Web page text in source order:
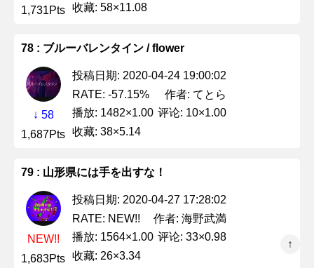
1,731Pts 收藏: 58×11.08
78 : ブルーバレンタイン / flower
↓ 58
1,687Pts
投稿日期: 2020-04-24 19:00:02
RATE: -57.15%
作者: てとら
播放: 1482×1.00 评论: 10×1.00
收藏: 38×5.14
79 : 山形県には手を出すな！
NEW!!
1,683Pts
投稿日期: 2020-04-27 17:28:02
RATE: NEW!!
作者: 海野武満
播放: 1564×1.00 评论: 33×0.98
收藏: 26×3.34
↑